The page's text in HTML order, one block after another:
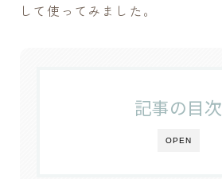
インク ガラス
して使ってみました。
OPEN
記事の目次